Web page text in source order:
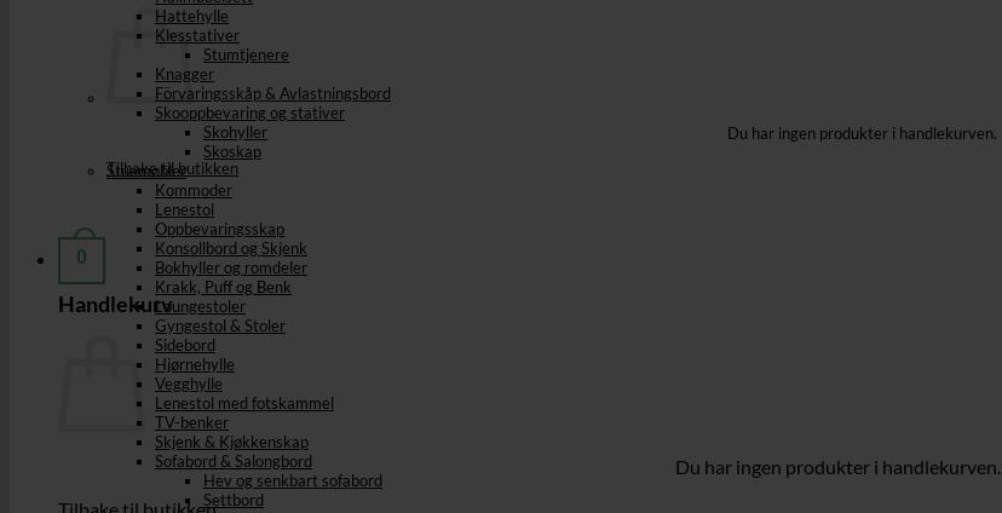
Du har ingen produkter i handlekurven.
Tilbake til butikken
0
Handlekurv
Du har ingen produkter i handlekurven.
Hattehylle
Klesstativer
Stumtjenere
Knagger
Förvaringsskåp & Avlastningsbord
Skooppbevaring og stativer
Skohyller
Skoskap
Stuemøbler
Kommoder
Lenestol
Oppbevaringsskap
Konsollbord og Skjenk
Bokhyller og romdeler
Krakk, Puff og Benk
Loungestoler
Gyngestol & Stoler
Sidebord
Hjørnehylle
Vegghylle
Lenestol med fotskammel
TV-benker
Skjenk & Kjøkkenskap
Sofabord & Salongbord
Hev og senkbart sofabord
Settbord